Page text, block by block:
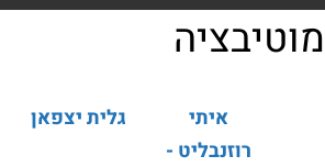
מוטיבציה
איתי
רוזנבליט -
גלית יצפאן